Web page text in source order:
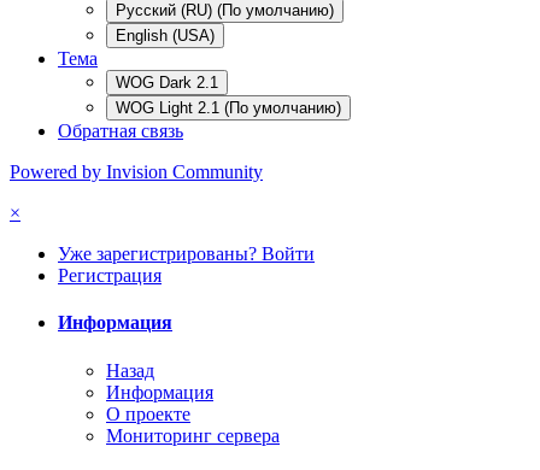
Русский (RU) (По умолчанию)
English (USA)
Тема
WOG Dark 2.1
WOG Light 2.1 (По умолчанию)
Обратная связь
Powered by Invision Community
×
Уже зарегистрированы? Войти
Регистрация
Информация
Назад
Информация
О проекте
Мониторинг сервера